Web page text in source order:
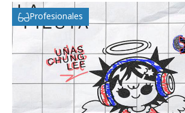
Profesionales